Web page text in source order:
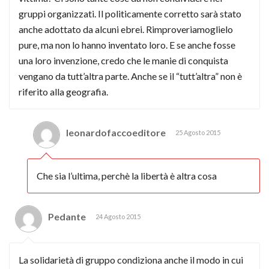
gruppi organizzati. Il politicamente corretto sarà stato
anche adottato da alcuni ebrei. Rimproveriamoglielo
pure, ma non lo hanno inventato loro. E se anche fosse
una loro invenzione, credo che le manie di conquista
vengano da tutt’altra parte. Anche se il “tutt’altra” non è
riferito alla geografia.
leonardofaccoeditore 25 Agosto 2015
Che sia l’ultima, perchè la libertà è altra cosa
Pedante 24 Agosto 2015
La solidarietà di gruppo condiziona anche il modo in cui